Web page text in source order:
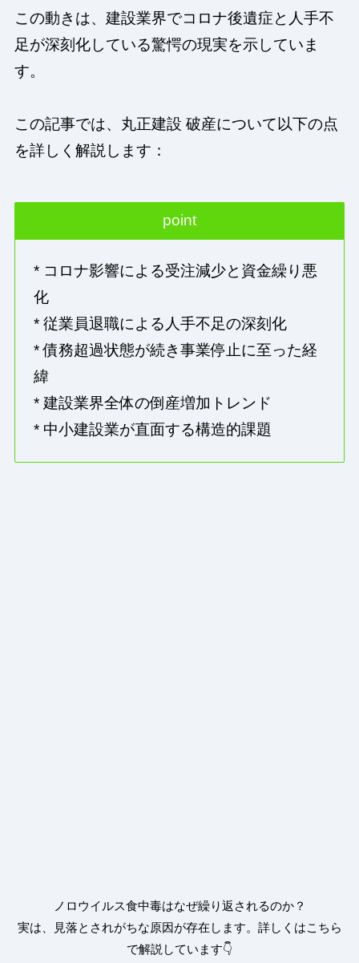
この動きは、建設業界でコロナ後遺症と人手不
足が深刻化している驚愕の現実を示していま
す。
この記事では、丸正建設 破産について以下の点
を詳しく解説します：
point
* コロナ影響による受注減少と資金繰り悪
化
* 従業員退職による人手不足の深刻化
* 債務超過状態が続き事業停止に至った経
緯
* 建設業界全体の倒産増加トレンド
* 中小建設業が直面する構造的課題
ノロウイルス食中毒はなぜ繰り返されるのか？
実は、見落とされがちな原因が存在します。詳しくはこちら
で解説しています👇